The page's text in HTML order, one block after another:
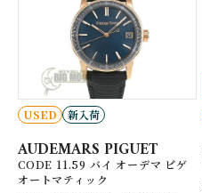
USED 新入荷
AUDEMARS PIGUET
CODE 11.59 バイ オーデマ ピゲ
オートマティック